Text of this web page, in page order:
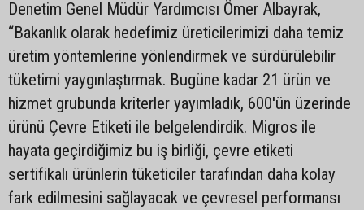
Denetim Genel Müdür Yardımcısı Ömer Albayrak,
“Bakanlık olarak hedefimiz üreticilerimizi daha temiz
üretim yöntemlerine yönlendirmek ve sürdürülebilir
tüketimi yaygınlaştırmak. Bugüne kadar 21 ürün ve
hizmet grubunda kriterler yayımladık, 600'ün üzerinde
ürünü Çevre Etiketi ile belgelendirdik. Migros ile
hayata geçirdiğimiz bu iş birliği, çevre etiketi
sertifikalı ürünlerin tüketiciler tarafından daha kolay
fark edilmesini sağlayacak ve çevresel performansı